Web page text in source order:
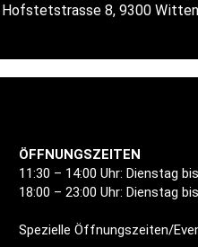
8, 9300
ÖFFNUNGSZEITEN
11:30 – 14:00 Uhr: Dienstag
18:00 – 23:00 Uhr: Dienstag
Spezielle Öffnungszeiten/